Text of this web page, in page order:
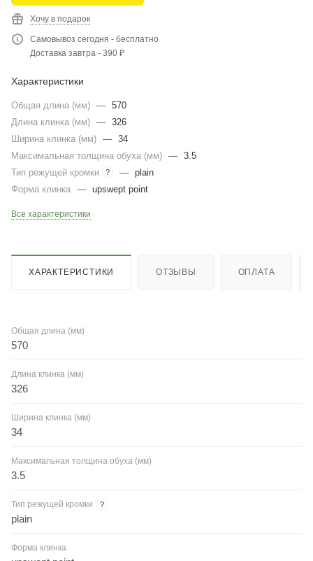
Хочу в подарок
Самовывоз сегодня - бесплатно
Доставка завтра - 390 ₽
Характеристики
Общая длина (мм) — 570
Длина клинка (мм) — 326
Ширина клинка (мм) — 34
Максимальная толщина обуха (мм) — 3.5
Тип режущей кромки
? — plain
Форма клинка — upswept point
Все характеристики
ХАРАКТЕРИСТИКИ ОТЗЫВЫ ОПЛАТА
Общая длина (мм)
570
Длина клинка (мм)
326
Ширина клинка (мм)
34
Максимальная толщина обуха (мм)
3.5
Тип режущей кромки ?
plain
Форма клинка